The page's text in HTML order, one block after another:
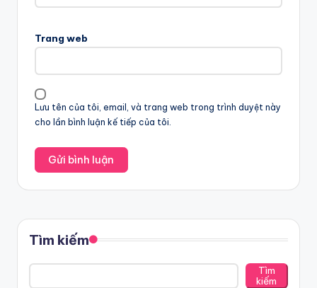
Trang web
Lưu tên của tôi, email, và trang web trong trình duyệt này
cho lần bình luận kế tiếp của tôi.
Tìm kiếm
Tìm
kiếm